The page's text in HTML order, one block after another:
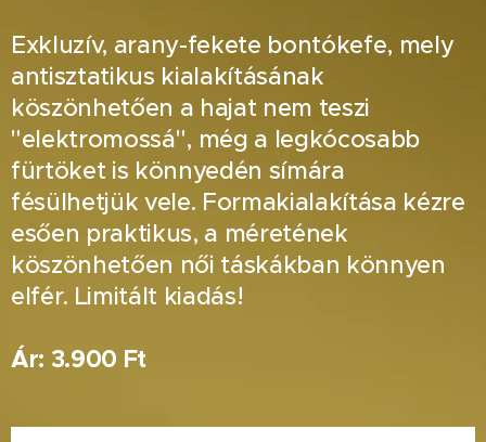
Exkluzív, arany-fekete bontókefe, mely
antisztatikus kialakításának
köszönhetően a hajat nem teszi
"elektromossá", még a legkócosabb
fürtöket is könnyedén símára
fésülhetjük vele. Formakialakítása kézre
esően praktikus, a méretének
köszönhetően női táskákban könnyen
elfér. Limitált kiadás!
Ár: 3.900 Ft